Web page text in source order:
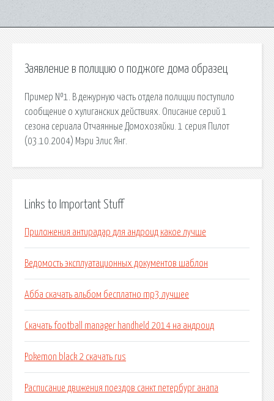
Заявление в полицию о поджоге дома образец
Пример №1. В дежурную часть отдела полиции поступило
сообщение о хулиганских действиях. Описание серий 1
сезона сериала Отчаянные Домохозяйки. 1 серия Пилот
(03.10.2004) Мэри Элис Янг.
Links to Important Stuff
Приложения антирадар для андроид какое лучше
Ведомость эксплуатационных документов шаблон
Абба скачать альбом бесплатно mp3 лучшее
Скачать football manager handheld 2014 на андроид
Pokemon black 2 скачать rus
Расписание движения поездов санкт петербург анапа